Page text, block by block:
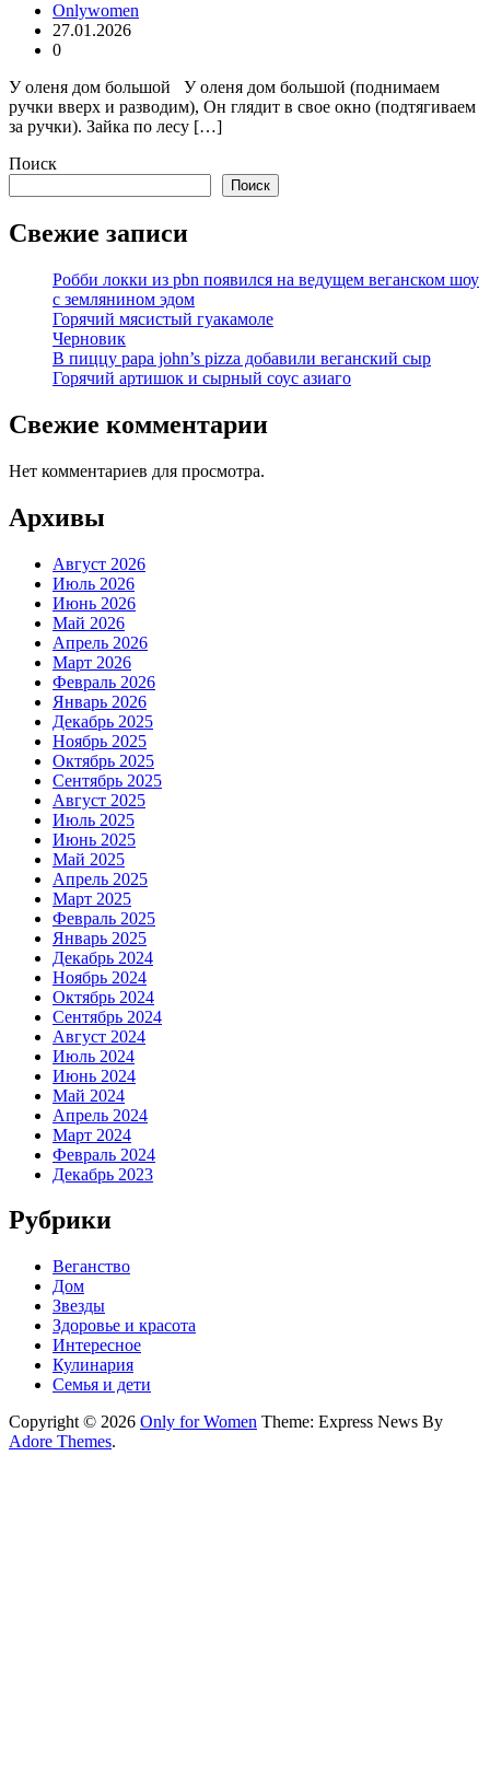
Onlywomen
27.01.2026
0
У оленя дом большой У оленя дом большой (поднимаем
ручки вверх и разводим), Он глядит в свое окно (подтягиваем
за ручки). Зайка по лесу […]
Поиск
Поиск
Свежие записи
Робби локки из pbn появился на ведущем веганском шоу
с землянином эдом
Горячий мясистый гуакамоле
Черновик
В пиццу papa john’s pizza добавили веганский сыр
Горячий артишок и сырный соус азиаго
Свежие комментарии
Нет комментариев для просмотра.
Архивы
Август 2026
Июль 2026
Июнь 2026
Май 2026
Апрель 2026
Март 2026
Февраль 2026
Январь 2026
Декабрь 2025
Ноябрь 2025
Октябрь 2025
Сентябрь 2025
Август 2025
Июль 2025
Июнь 2025
Май 2025
Апрель 2025
Март 2025
Февраль 2025
Январь 2025
Декабрь 2024
Ноябрь 2024
Октябрь 2024
Сентябрь 2024
Август 2024
Июль 2024
Июнь 2024
Май 2024
Апрель 2024
Март 2024
Февраль 2024
Декабрь 2023
Рубрики
Веганство
Дом
Звезды
Здоровье и красота
Интересное
Кулинария
Семья и дети
Copyright © 2026 Only for Women Theme: Express News By
Adore Themes.